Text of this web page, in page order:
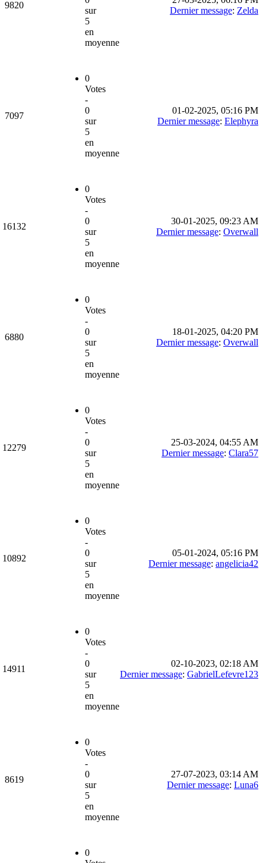
9820
sur
5
en
moyenne
Dernier message: Zelda
7097
0
Votes
-
0
sur
5
en
moyenne
01-02-2025, 05:16 PM
Dernier message: Elephyra
16132
0
Votes
-
0
sur
5
en
moyenne
30-01-2025, 09:23 AM
Dernier message: Overwall
6880
0
Votes
-
0
sur
5
en
moyenne
18-01-2025, 04:20 PM
Dernier message: Overwall
12279
0
Votes
-
0
sur
5
en
moyenne
25-03-2024, 04:55 AM
Dernier message: Clara57
10892
0
Votes
-
0
sur
5
en
moyenne
05-01-2024, 05:16 PM
Dernier message: angelicia42
14911
0
Votes
-
0
sur
5
en
moyenne
02-10-2023, 02:18 AM
Dernier message: GabrielLefevre123
8619
0
Votes
-
0
sur
5
en
moyenne
27-07-2023, 03:14 AM
Dernier message: Luna6
0